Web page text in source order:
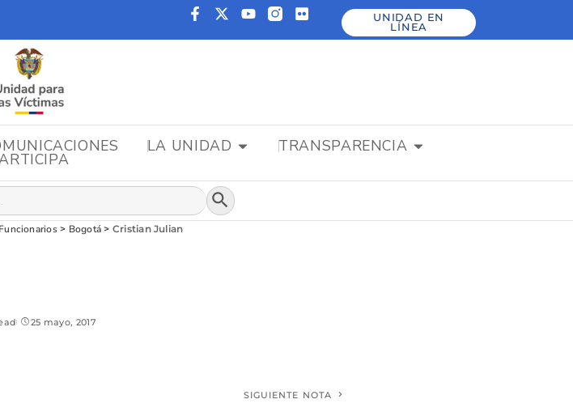
UNIDAD EN
LÍNEA
LA UNIDAD TRANSPARENCIA
Botón de búsqueda
Funcionarios> Bogotá > Cristian Julian
25 mayo, 2017
SIGUIENTE NOTA